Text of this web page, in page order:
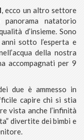
, ecco un altro settore
natatorio
d’insieme. Sono
sotto l’esperta e
della nostra
accompagnati per 9
due è ammesso in
capire chi si stia
vista anche l’infinità
divertite dei bimbi e